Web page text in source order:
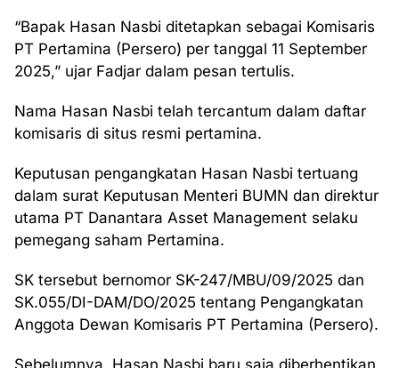
“Bapak Hasan Nasbi ditetapkan sebagai Komisaris
PT Pertamina (Persero) per tanggal 11 September
2025,” ujar Fadjar dalam pesan tertulis.
Nama Hasan Nasbi telah tercantum dalam daftar
komisaris di situs resmi pertamina.
Keputusan pengangkatan Hasan Nasbi tertuang
dalam surat Keputusan Menteri BUMN dan direktur
utama PT Danantara Asset Management selaku
pemegang saham Pertamina.
SK tersebut bernomor SK-247/MBU/09/2025 dan
SK.055/DI-DAM/DO/2025 tentang Pengangkatan
Anggota Dewan Komisaris PT Pertamina (Persero).
Sebelumnya, Hasan Nasbi baru saja diberhentikan